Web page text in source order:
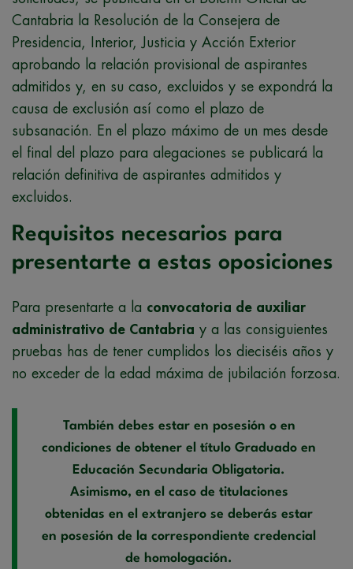
Cantabria la Resolución de la Consejera de
Presidencia, Interior, Justicia y Acción Exterior
aprobando la relación provisional de aspirantes
admitidos y, en su caso, excluidos y se expondrá la
causa de exclusión así como el plazo de
subsanación. En el plazo máximo de un mes desde
el final del plazo para alegaciones se publicará la
relación definitiva de aspirantes admitidos y
excluidos.
Requisitos necesarios para
presentarte a estas oposiciones
Para presentarte a la convocatoria de auxiliar
administrativo de Cantabria y a las consiguientes
pruebas has de tener cumplidos los dieciséis años y
no exceder de la edad máxima de jubilación forzosa.
También debes estar en posesión o en
condiciones de obtener el título Graduado en
Educación Secundaria Obligatoria.
Asimismo, en el caso de titulaciones
obtenidas en el extranjero se deberás estar
en posesión de la correspondiente credencial
de homologación.